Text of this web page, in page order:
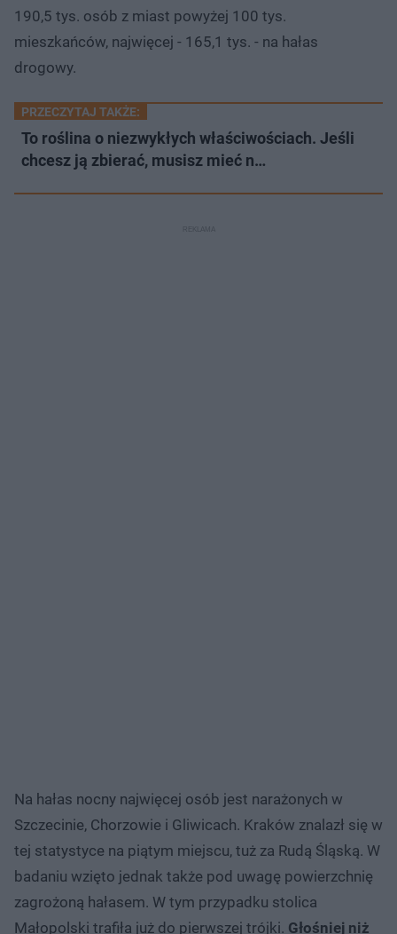
190,5 tys. osób z miast powyżej 100 tys.
mieszkańców, najwięcej - 165,1 tys. - na hałas
drogowy.
PRZECZYTAJ TAKŻE:
To roślina o niezwykłych właściwościach. Jeśli
chcesz ją zbierać, musisz mieć n…
Na hałas nocny najwięcej osób jest narażonych w
Szczecinie, Chorzowie i Gliwicach. Kraków znalazł się w
tej statystyce na piątym miejscu, tuż za Rudą Śląską. W
badaniu wzięto jednak także pod uwagę powierzchnię
zagrożoną hałasem. W tym przypadku stolica
Małopolski trafiła już do pierwszej trójki. Głośniej niż